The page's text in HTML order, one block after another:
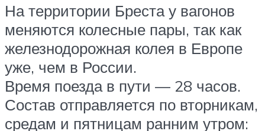
На территории Бреста у вагонов
меняются колесные пары, так как
железнодорожная колея в Европе
уже, чем в России.
Время поезда в пути — 28 часов.
Состав отправляется по вторникам,
средам и пятницам ранним утром: